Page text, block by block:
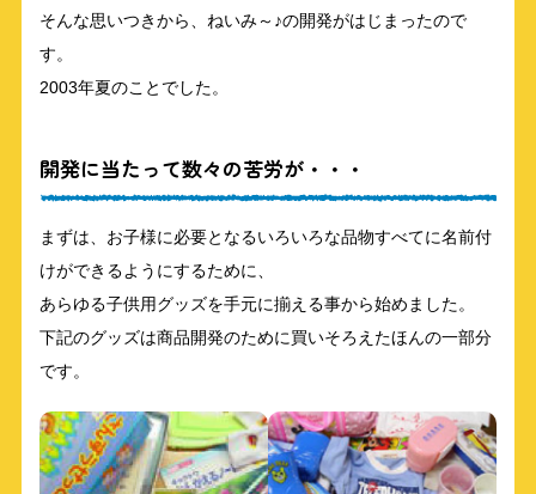
そんな思いつきから、ねいみ～♪の開発がはじまったので
す。
2003年夏のことでした。
開発に当たって数々の苦労が・・・
まずは、お子様に必要となるいろいろな品物すべてに名前付
けができるようにするために、
あらゆる子供用グッズを手元に揃える事から始めました。
下記のグッズは商品開発のために買いそろえたほんの一部分
です。